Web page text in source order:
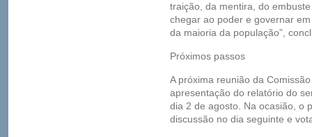
traição, da mentira, do
chegar ao poder e governar
da maioria da população”,
Próximos passos
A próxima reunião da
apresentação do relatório do
dia 2 de agosto. Na ocasião, o
discussão no dia seguinte e